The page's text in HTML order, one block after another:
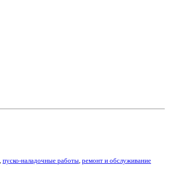
пуско-наладочные работы ремонт и обслуживание